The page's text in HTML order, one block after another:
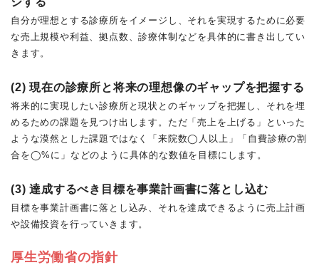
自分が理想とする診療所をイメージし、それを実現するために必要
な売上規模や利益、拠点数、診療体制などを具体的に書き出してい
きます。
(2) 現在の診療所と将来の理想像のギャップを把握する
将来的に実現したい診療所と現状とのギャップを把握し、それを埋
めるための課題を見つけ出します。ただ「売上を上げる」といった
ような漠然とした課題ではなく「来院数◯人以上」「自費診療の割
合を◯%に」などのように具体的な数値を目標にします。
(3) 達成するべき目標を事業計画書に落とし込む
目標を事業計画書に落とし込み、それを達成できるように売上計画
や設備投資を行っていきます。
厚生労働省の指針